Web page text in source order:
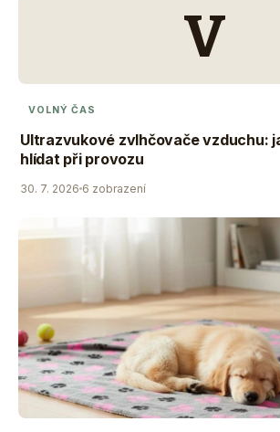
V
VOLNÝ ČAS
Ultrazvukové zvlhčovače vzduchu:
hlídat při provozu
30. 7. 2026 6 zobrazení